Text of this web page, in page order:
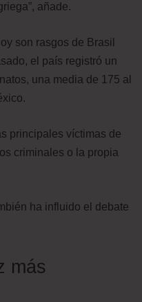
añade.
son rasgos de Brasil
el país registró un
una media de 175 al
principales víctimas de
criminales o la propia
ha influido el debate
más